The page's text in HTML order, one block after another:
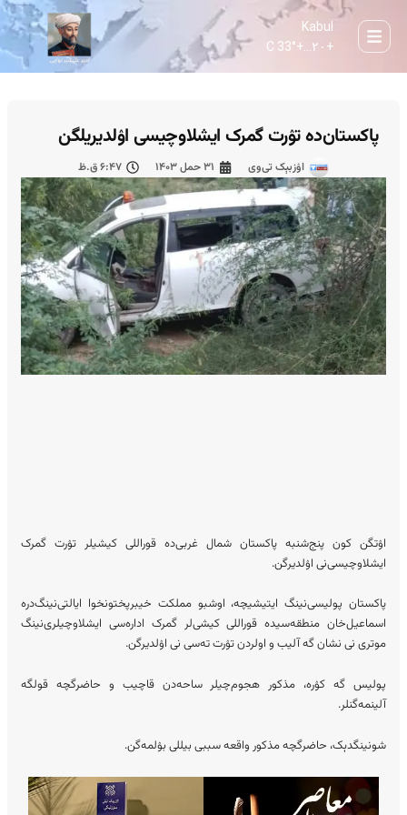
Kabul
+ ۲۰... +
33° C
پاکستان‌ده تۉرت گمرک ایشلاوچیسی اۉلدیریلگن
اۉزبېک تی‌وی ۳۱ حمل ۱۴۰۳ ۶:۴۷ ق.ظ
اۉتگن کون پنج‌شنبه پاکستان شمال غربی‌ده قوراللی کیشیلر تۉرت گمرک
ایشلاوچیسی‌نی اۉلدیرگن.
پاکستان پولیسی‌نینگ ایتیشیچه، اوشبو مملکت خیبرپختونخوا ایالتی‌نینگ‌دره‌
اسماعیل‌خان منطقه‌سیده قوراللی کیشی‌لر گمرک اداره‌سی ایشلاوچیلری‌نینگ
موتری‌ نی نشان گه آلیب و اولردن تۉرت ته‌سی نی اۉلدیرگن.
پولیس گه کۉره، مذکور هجوم‌چیلر ساحه‌دن قاچیب و حاضرگچه قولگه
آلینمه‌گنلر.
شونینگدېک، حاضرگچه مذکور واقعه سببی بیللی بۉلمه‌گن.